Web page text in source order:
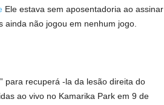
Ele estava sem aposentadoria ao assinar
não jogou em nenhum jogo.
para recuperá -la da lesão direita do
ao vivo no Kamarika Park em 9 de